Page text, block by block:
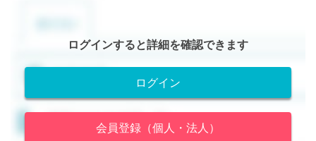
ログインすると詳細を確認できます
ログイン
会員登録（個人・法人）